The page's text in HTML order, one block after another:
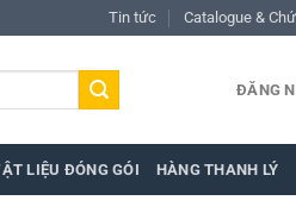
Tin tức Catalogue &
ĐĂNG
LIỆU ĐÓNG GÓI HÀNG THANH LÝ